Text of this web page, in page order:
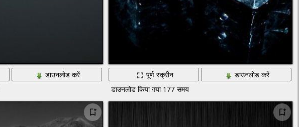
डाउनलोड करें
पूर्ण स्क्रीन
डाउनलोड करें
डाउनलोड किया गया 177 समय